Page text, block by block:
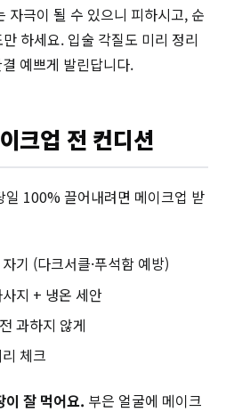
자극이 될 수 있으니 피하시고, 순
하세요. 입술 각질도 미리 정리
예쁘게 발린답니다.
크업 전 컨디션
일 100% 끌어내려면 메이크업 받
기 (다크서클·푸석함 예방)
지 + 냉온 세안
과하지 않게
체크
이 잘 먹어요. 부은 얼굴에 메이크